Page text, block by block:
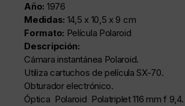
Año: 1976
Medidas: 14,5 x 10,5 x 9 cm
Formato: Película Polaroid
Descripción:
Cámara instantánea Polaroid.
Utiliza cartuchos de película SX-70.
Obturador electrónico.
Óptica Polaroid Polatriplet 116 mm f 9,4.